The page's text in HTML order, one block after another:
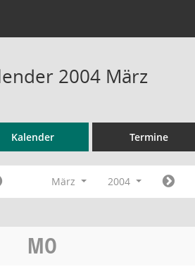
2004 März
Kalender Termine
März 2004
MO